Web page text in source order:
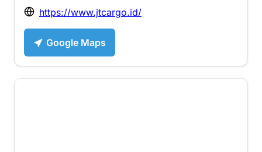
https://www.jtcargo.id/
Google Maps